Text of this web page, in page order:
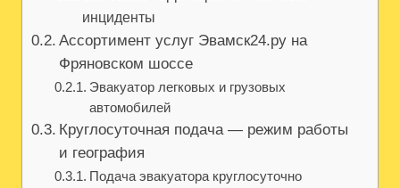
инциденты
Ассортимент услуг Эвамск24.ру на
Фряновском шоссе
Эвакуатор легковых и грузовых
автомобилей
Круглосуточная подача — режим работы
и география
Подача эвакуатора круглосуточно